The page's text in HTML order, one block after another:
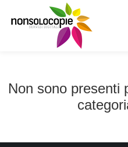
Non sono presenti